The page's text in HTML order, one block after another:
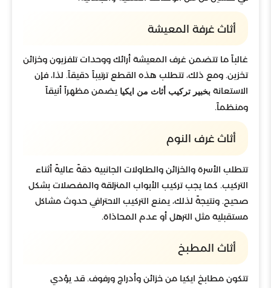
أثاث غرفة المعيشة
غالباً ما تتضمن غرف المعيشة أرائك ووحدات تلفزيون وخزائن
تخزين. ومع ذلك، تتطلب هذه القطع ترتيباً دقيقاً. لذا، فإن
الاستعانة بخبير تركيب أثاث من ايكيا يضمن مظهراً أنيقاً
ومنظماً.
أثاث غرف النوم
تتطلب الأسرة والخزائن والطاولات الجانبية دقةً عاليةً أثناء
التركيب. كما يجب تركيب الأبواب المنزلقة والمفصلات بشكل
صحيح. ونتيجةً لذلك، يمنع التركيب الاحترافي حدوث مشاكل
مستقبلية مثل الترهل أو عدم المحاذاة.
أثاث المطبخ
تتكون مطابخ ايكيا من خزائن وأدراج ورفوف. قد يؤدي